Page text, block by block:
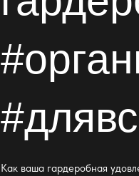
Как ваша гардеробная